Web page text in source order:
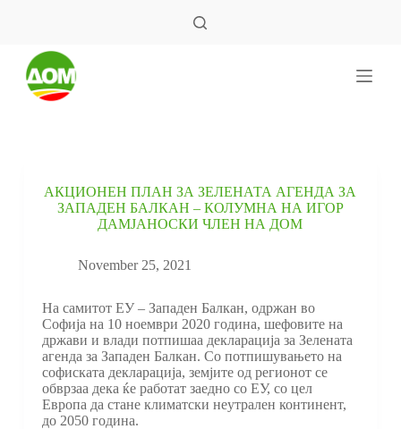
АКЦИОНЕН ПЛАН ЗА ЗЕЛЕНАТА АГЕНДА ЗА
ЗАПАДЕН БАЛКАН – КОЛУМНА НА ИГОР
ДАМЈАНОСКИ ЧЛЕН НА ДОМ
November 25, 2021
На самитот ЕУ – Западен Балкан, одржан во
Софија на 10 ноември 2020 година, шефовите на
држави и влади потпишаа декларација за Зелената
агенда за Западен Балкан. Со потпишувањето на
софиската декларација, земјите од регионот се
обврзаа дека ќе работат заедно со ЕУ, со цел
Европа да стане климатски неутрален континент,
до 2050 година.